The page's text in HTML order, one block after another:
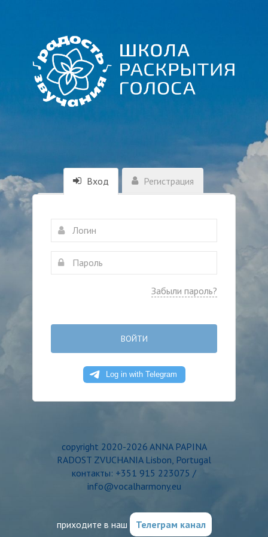
Вход Регистрация
Забыли пароль?
ВОЙТИ
copyright 2020-2026 ANNA PAPINA
RADOST ZVUCHANIA Lisbon, Portugal
контакты: +351 915 223075 /
info@vocalharmony.eu
приходите в наш Телеграм канал